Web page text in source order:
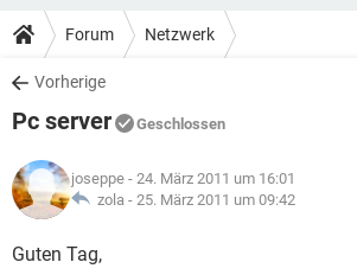
ANDROID
WINDOWS 10
WHATSAPP
FACEBOOK
TIPPS & TRICKS
SPIELE
WHATSAPP TIKTOK
FACEBOOK
DOWNLOADS
SPIELE
ANDROID
WINDOWS 10 INSTAGRAM
WHATSAPP
SPIELE STREAMING
ANDROID
WINDOWS 10
LEXIKON
SPIELE
Forum Netzwerk
Vorherige
Pc server Geschlossen
joseppe - 24. März 2011 um 16:01
zola - 25. März 2011 um 09:42
Guten Tag,